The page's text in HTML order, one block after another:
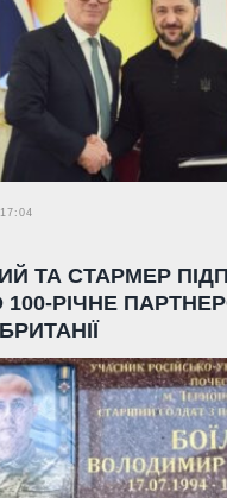
ТА СТАРМЕР
РІЧНЕ